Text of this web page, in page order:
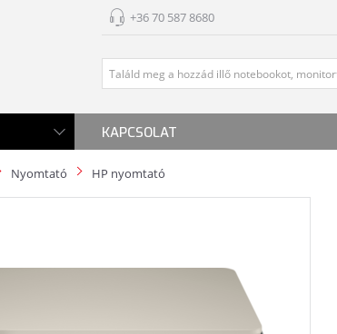
+36 70 587 8680
KAPCSOLAT
Nyomtató HP nyomtató